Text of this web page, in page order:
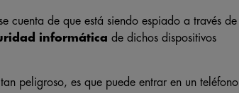
cuenta de que está siendo espiado a través de
informática de dichos dispositivos
peligroso, es que puede entrar en un teléfono